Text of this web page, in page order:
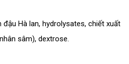
Hà lan, hydrolysates, chiết xuất
sâm), dextrose.